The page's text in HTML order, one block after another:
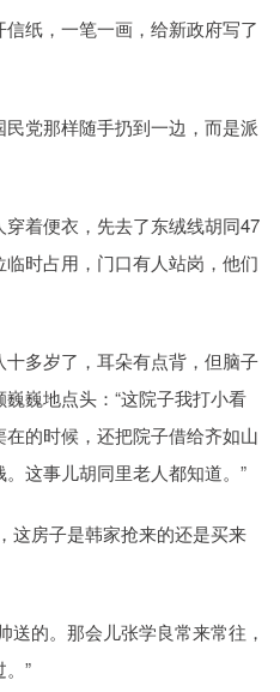
纸，一笔一画，给新政府写了
党那样随手扔到一边，而是派
着便衣，先去了东绒线胡同47
时占用，门口有人站岗，他们
多岁了，耳朵有点背，但脑子
巍地点头：“这院子我打小看
的时候，还把院子借给齐如山
这事儿胡同里老人都知道。”
这房子是韩家抢来的还是买来
送的。那会儿张学良常来常往，
”